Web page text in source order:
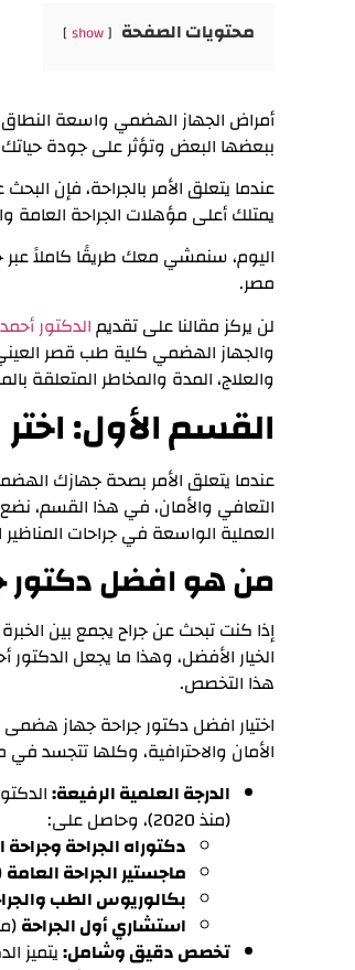
محتويات الصفحة show
أمراض الجهاز الهضمي واسعة
ببعضها البعض وتؤثر على جودة حياتك
عندما يتعلق الأمر بالجراحة، فإن
يمتلك أعلى مؤهلات الجراحة العامة
اليوم، سنمشي معك طريقًا كاملاً
مصر.
لن يركز مقالنا على تقديمالدكتور
والجهاز الهضمي كلية طب قصر
والعلاج، المدة والمخاطر المتعلقة
القسم الأول:
عندما يتعلق الأمر بصحة جهازك
التعافي والأمان، في هذا القسم، نضع
العملية الواسعة في جراحات
من هو افضل
إذا كنت تبحث عن جراح يجمع بين
الخيار الأفضل، وهذا ما يجعل
هذا التخصص.
اختيار افضل دكتور جراحة جهاز
الأمان والاحترافية، وكلها تتجسد
الدرجة العلمية الرفيعة:
(منذ 2020)، وحاصل على:
دكتوراه الجراحة وجراحة
ماجستير الجراحة العامة
بكالوريوس الطب
استشاري أول الجراحة
تخصص دقيق وشامل:يتميز